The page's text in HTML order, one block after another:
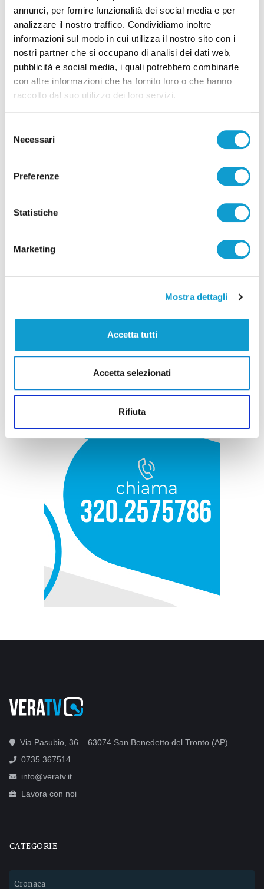
annunci, per fornire funzionalità dei social media e per
analizzare il nostro traffico. Condividiamo inoltre
informazioni sul modo in cui utilizza il nostro sito con i
nostri partner che si occupano di analisi dei dati web,
pubblicità e social media, i quali potrebbero combinarle
con altre informazioni che ha fornito loro o che hanno
raccolto dal suo utilizzo dei loro servizi.
delNecessari
Preferenze
Statistiche
Marketing
Mostra dettagli
Accetta tutti
Accetta selezionati
Rifiuta
Pubblicità
Via Pasubio, 36 – 63074 San Benedetto del Tronto (AP)
0735 367514
info@veratv.it
Lavora con noi
CATEGORIE
Cronaca